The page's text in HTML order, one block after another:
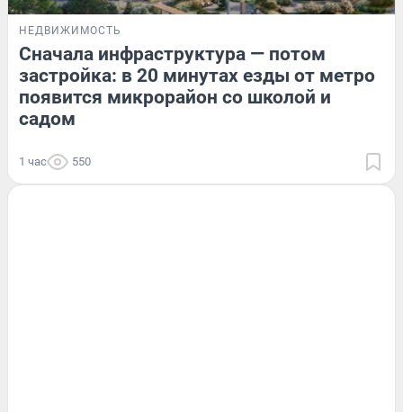
НЕДВИЖИМОСТЬ
Сначала инфраструктура — потом
застройка: в 20 минутах езды от метро
появится микрорайон со школой и
садом
1 час 550